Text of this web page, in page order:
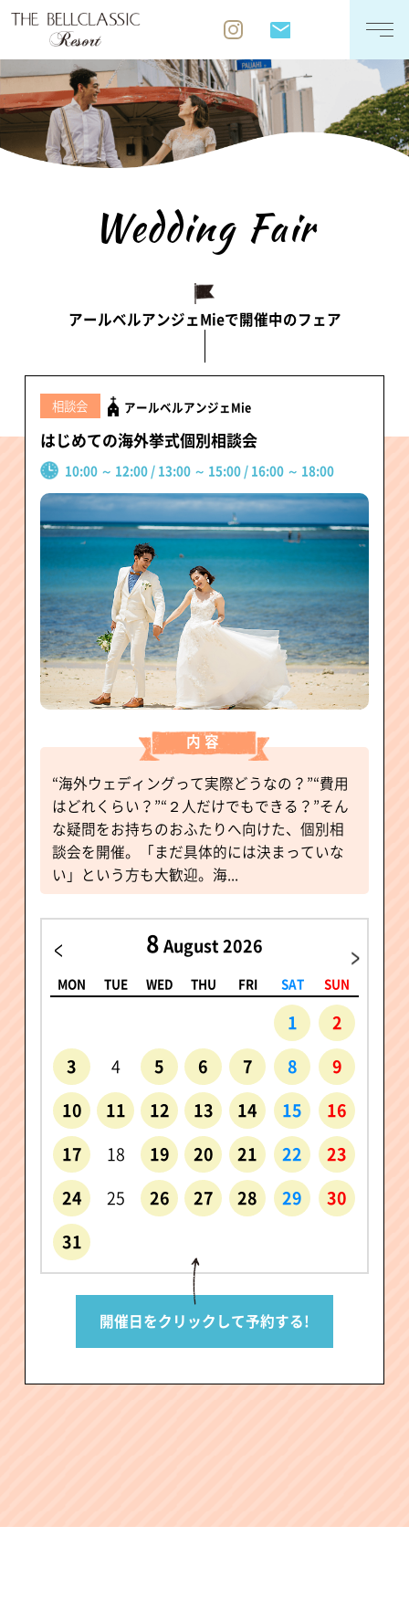
WEDDING STYLE
TOPICS
FAQ
Wedding Fair
アールベルアンジェMieで開催中のフェア
相談会 アールベルアンジェMie
はじめての海外挙式個別相談会
10:00 ～ 12:00 / 13:00 ～ 15:00 / 16:00 ～ 18:00
内容
“海外ウェディングって実際どうなの？”“費用
はどれくらい？”“２人だけでもできる？”そん
な疑問をお持ちのおふたりへ向けた、個別相
談会を開催。「まだ具体的には決まっていな
い」という方も大歓迎。海...
8August 2026
MON TUE WED THU FRI SAT SUN
1
2
3
4 5 6 7 8
9
10
11 12 13 14 15
16
17
18 19 20 21 22
23
24
25 26 27 28 29
30
31
開催日をクリックして予約する!